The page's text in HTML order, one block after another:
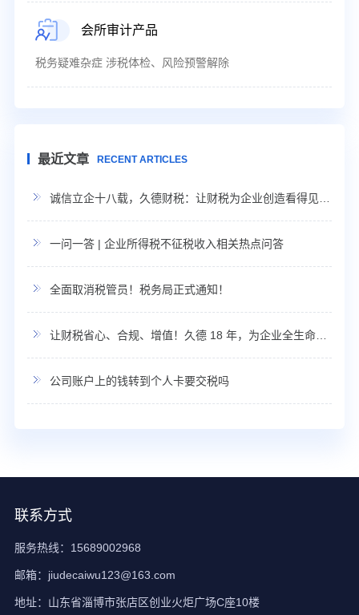
会所审计产品
税务疑难杂症 涉税体检、风险预警解除
最近文章 RECENT ARTICLES
诚信立企十八载，久德财税：让财税为企业创造看得见的利润
一问一答 | 企业所得税不征税收入相关热点问答
全面取消税管员！税务局正式通知！
让财税省心、合规、增值！久德 18 年，为企业全生命周期保驾护航！
公司账户上的钱转到个人卡要交税吗
联系方式
服务热线：15689002968
邮箱：jiudecaiwu123@163.com
地址：山东省淄博市张店区创业火炬广场C座10楼